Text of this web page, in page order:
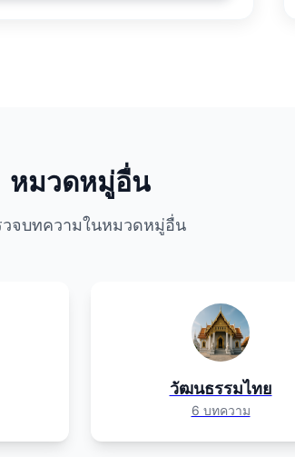
หมวดหมู่อื่น
วจบทความในหมวดหมู่อื่น
วัฒนธรรมไทย
6 บทความ